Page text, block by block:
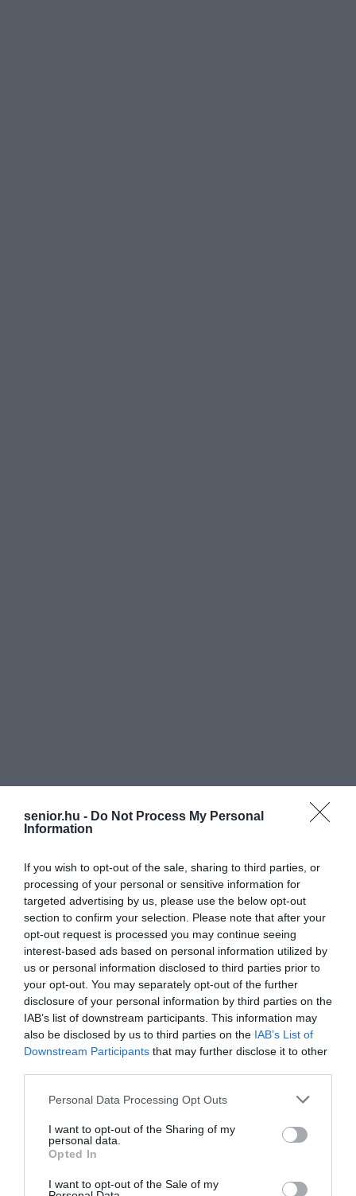
senior.hu - Do Not Process My Personal
Information
If you wish to opt-out of the sale, sharing to third parties, or
processing of your personal or sensitive information for
targeted advertising by us, please use the below opt-out
section to confirm your selection. Please note that after your
opt-out request is processed you may continue seeing
interest-based ads based on personal information utilized by
us or personal information disclosed to third parties prior to
your opt-out. You may separately opt-out of the further
disclosure of your personal information by third parties on the
IAB’s list of downstream participants. This information may
also be disclosed by us to third parties on the IAB’s List of
Downstream Participants that may further disclose it to other
Please note that this website/app uses one or more Google
not limited to your visit or usage behaviour. You may click to
grant or deny consent to Google and its third-party tags to
use your data for below specified purposes in below Google
consent section.
Personal Data Processing Opt Outs
I want to opt-out of the Sharing of my
personal data.
Opted In
I want to opt-out of the Sale of my